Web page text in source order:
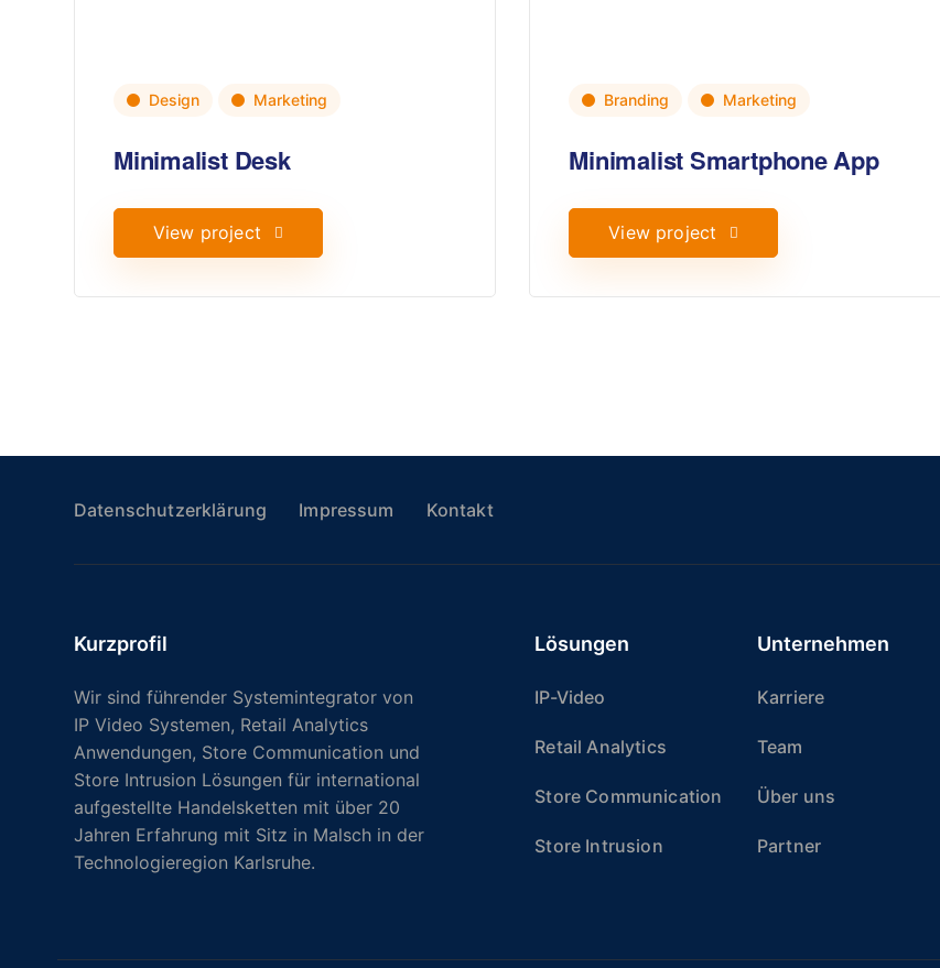
Design Marketing
Minimalist Desk
View project
Branding Marketing
Minimalist Smartphone App
View project
Datenschutzerklärung Impressum Kontakt
Kurzprofil
Wir sind führender Systemintegrator von
IP Video Systemen, Retail Analytics
Anwendungen, Store Communication und
Store Intrusion Lösungen für international
aufgestellte Handelsketten mit über 20
Jahren Erfahrung mit Sitz in Malsch in der
Technologieregion Karlsruhe.
Lösungen
IP-Video
Retail Analytics
Store Communication
Store Intrusion
Unternehmen
Karriere
Team
Über uns
Partner